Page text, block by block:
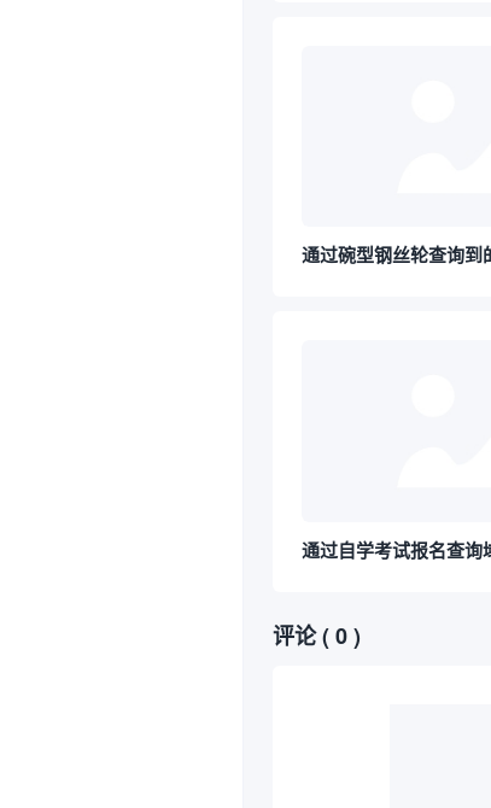
通过碗型钢丝轮查询到
通过自学考试报名查询
评论( 0 )